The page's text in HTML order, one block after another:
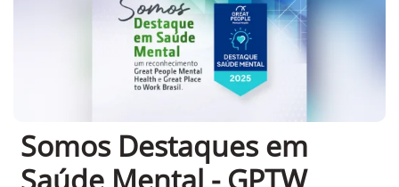
Somos Destaques em
Saúde Mental - GPTW